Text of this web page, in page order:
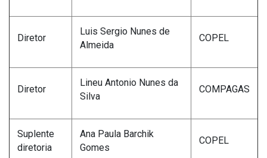
Diretor
Luis Sergio Nunes de
Almeida
COPEL
Diretor
Lineu Antonio Nunes da
Silva
COMPAGAS
Suplente
diretoria
Ana Paula Barchik
Gomes
COPEL